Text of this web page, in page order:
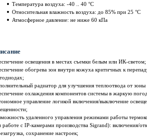
Температура воздуха: -40 .. 40 °С
Относительная влажность воздуха: до 85% при 25 °С
Атмосферное давление: не ниже 60 кПа
освещения в местах съемки белым или ИК-светом;
обогрева зон внутри кожуха критичных к
радиатор для улучшения теплоотвода от зоны
охлаждения компонентов системы в жаркую
управление логикой включения/выключение
удаленного управления режимами работы
работе с IP-камерами производства Sigrand): включения/
сохранение настроек;